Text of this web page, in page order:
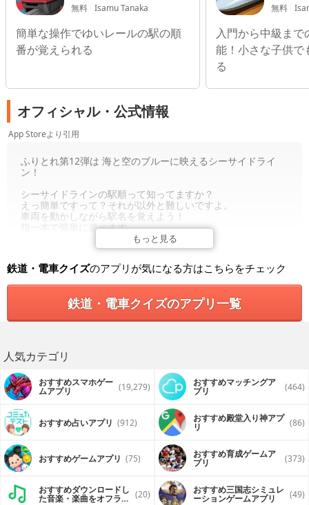
無料 Isamu Tanaka
簡単な操作でゆいレールの駅の順
番が覚えられる
無料
入門から中級ま
能！小さな子供で
る
オフィシャル・公式情報
App Storeより引用
もっと見る
ふりとれ第12弾は 海と空のブルーに映えるシーサイドライ
ン！
シーサイドラインの駅順って知ってますか？
えっ簡単ですって？それが以外と難しいですよ。
車両を動かしながら駅名を覚えよう！
指一本で簡単に遊べます
・現在地から目的地へ向かうにはどちらの方向に行くかをフ
リックしよう！
ただそれだけです
入門編：産業振興センターからどちらの方面に向かうかをフ
目的地は「金沢八景」「八景島」「市大医学部」
「並木中央」「鳥浜」「新杉田」の6駅のみ
初級編：産業振興センターからどちらの方面に向かうかをフ
リックします。
目的地はシーサイドラインのすべての駅から出題さ
れます
■修行する モード
レベルを選択して練習するモードです。
制限時間は60秒。その間に何件正解したかをカウントしま
す。
ただし、進行方向を間違えると ペナルティで -5秒 となる
ので気をつけて！
鉄道・電車クイズのアプリが気になる方はこちらをチェック
鉄道・電車クイズのアプリ一覧
人気カテゴリ
おすすめスマホゲー
ムアプリ (19,279) おすすめマッチングア
プリ (464)
おすすめ占いアプリ (912) おすすめ殿堂入り神アプ
リ (86)
おすすめゲームアプリ (75) おすすめ育成ゲームア
プリ (373)
おすすめダウンロードし
た音楽・楽曲をオフライ (20) おすすめ三国志シミュレ
ーションゲームアプリ (49)